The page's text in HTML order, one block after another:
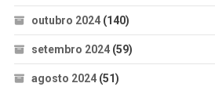
outubro 2024(140)
setembro 2024(59)
agosto 2024(51)